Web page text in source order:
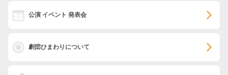
公演 イベント 発表会
劇団ひまわりについて